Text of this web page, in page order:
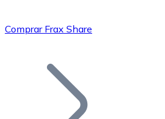
Bitcoin
Comprar Frax Share